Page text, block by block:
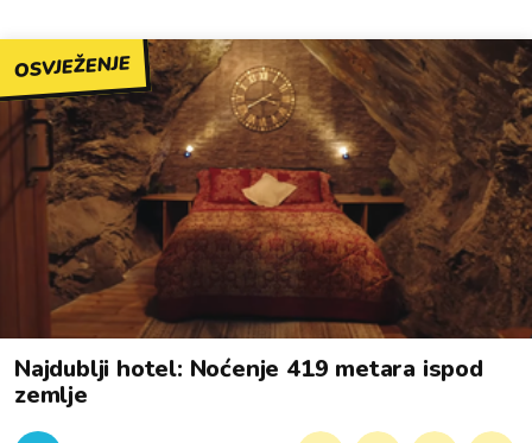
OSVJEŽENJE
Najdublji hotel: Noćenje 419 metara ispod
zemlje